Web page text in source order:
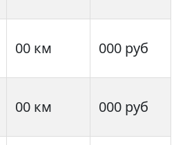
00 км 000 руб
00 км 000 руб